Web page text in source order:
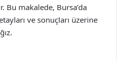
Bu makalede, Bursa’da
ve sonuçları üzerine